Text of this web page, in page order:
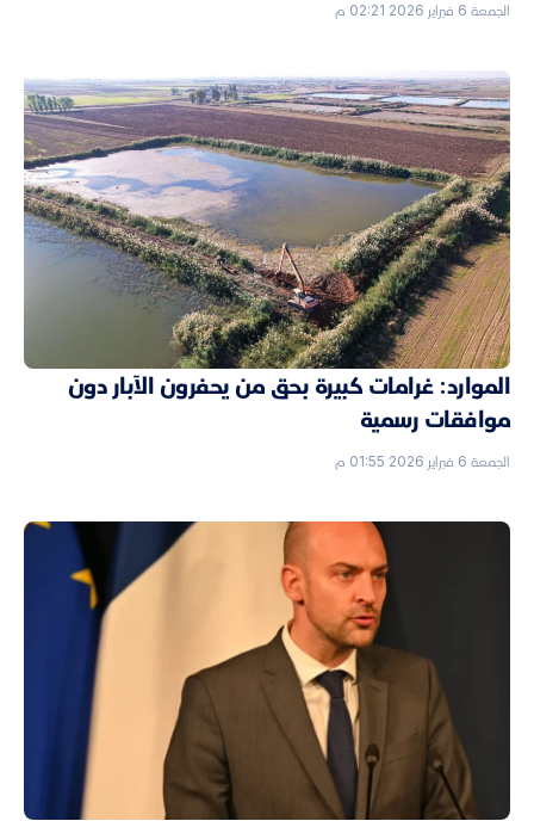
الجمعة 6 فبراير 2026 02:21 م
الموارد: غرامات كبيرة بحق من يحفرون الآبار دون
موافقات رسمية
الجمعة 6 فبراير 2026 01:55 م